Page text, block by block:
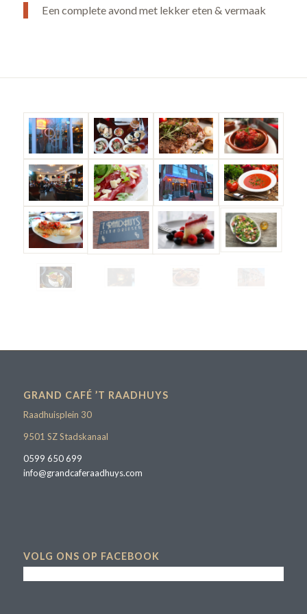
Een complete avond met lekker eten & vermaak
GRAND CAFÉ ’T RAADHUYS
Raadhuisplein 30
9501 SZ Stadskanaal
0599 650 699
info@grandcaferaadhuys.com
VOLG ONS OP FACEBOOK